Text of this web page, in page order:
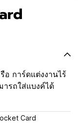
อ การ์ดแต่งงานไร้
ารถใส่แบงค์ได้
Card